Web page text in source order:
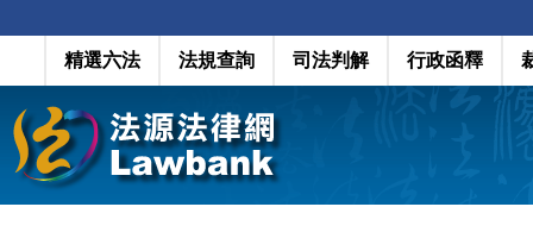
精選六法 法規查詢 司法判解 行政函釋